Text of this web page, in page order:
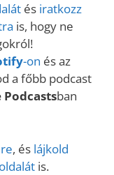
és iratkozz
is, hogy ne
-on és az
a főbb podcast
Podcastsban
, és lájkold
is.